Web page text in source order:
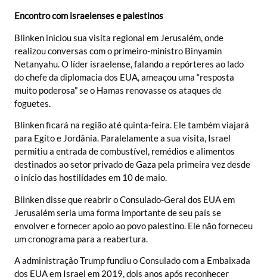
Encontro com israelenses e palestinos
Blinken iniciou sua visita regional em Jerusalém, onde
realizou conversas com o primeiro-ministro Binyamin
Netanyahu. O líder israelense, falando a repórteres ao lado
do chefe da diplomacia dos EUA, ameaçou uma “resposta
muito poderosa” se o Hamas renovasse os ataques de
foguetes.
Blinken ficará na região até quinta-feira. Ele também viajará
para Egito e Jordânia. Paralelamente a sua visita, Israel
permitiu a entrada de combustível, remédios e alimentos
destinados ao setor privado de Gaza pela primeira vez desde
o início das hostilidades em 10 de maio.
Blinken disse que reabrir o Consulado-Geral dos EUA em
Jerusalém seria uma forma importante de seu país se
envolver e fornecer apoio ao povo palestino. Ele não forneceu
um cronograma para a reabertura.
A administração Trump fundiu o Consulado com a Embaixada
dos EUA em Israel em 2019, dois anos após reconhecer